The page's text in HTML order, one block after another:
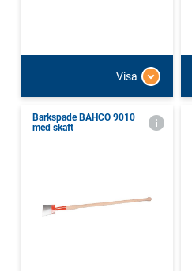
Visa
Barkspade BAHCO 9010
med skaft